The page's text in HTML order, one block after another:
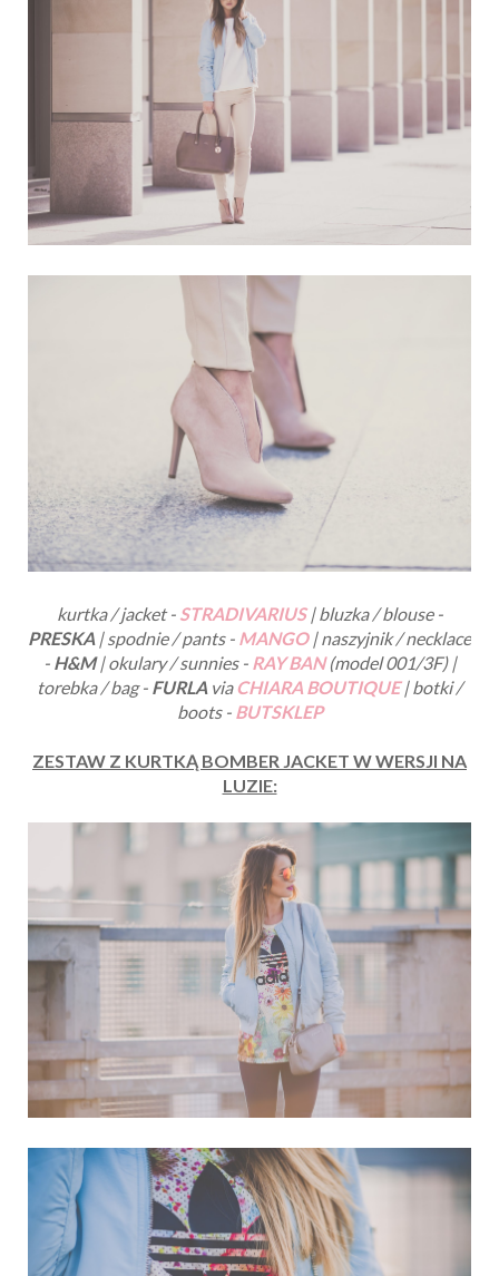
kurtka / jacket - STRADIVARIUS| bluzka / blouse -
PRESKA | spodnie / pants - MANGO| naszyjnik / necklace
- H&M| okulary / sunnies - RAY BAN(model 001/3F) |
torebka / bag - FURLA via CHIARA BOUTIQUE| botki /
boots -BUTSKLEP
ZESTAW Z KURTKĄ BOMBER JACKET W WERSJI NA
LUZIE: